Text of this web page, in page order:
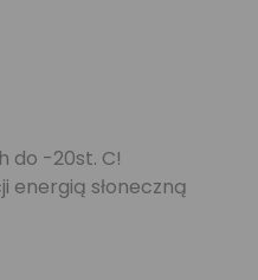
do -20st. C!
energią słoneczną